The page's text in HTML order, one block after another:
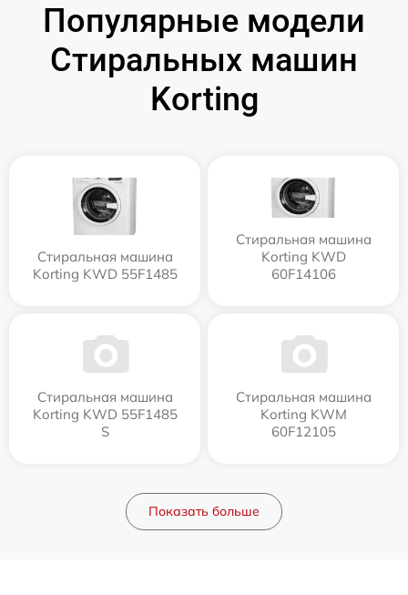
Популярные модели
Стиральных машин
Korting
Стиральная машина
Korting KWD 55F1485
Стиральная машина
Korting KWD
60F14106
Стиральная машина
Korting KWD 55F1485
S
Стиральная машина
Korting KWM
60F12105
Показать больше